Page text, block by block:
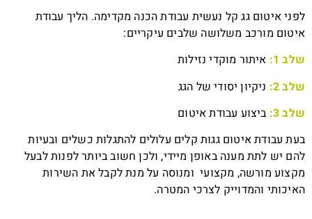
לפני איטום גג קל נעשית עבודת הכנה מקדימה. הליך עבודת
איטום מורכב משלושה שלבים עיקריים:
שלב 1:
איתור מוקדי נזילות
שלב 2:
ניקיון יסודי של הגג
שלב 3:
ביצוע עבודת איטום
בעת עבודת איטום גגות קלים עלולים להתגלות כשלים ובעיות
להם יש לתת מענה באופן מיידי, ולכן חשוב ביותר לפנות לבעל
מקצוע מורשה, מקצועי ומנוסה על מנת לקבל את השירות
האיכותי והמדוייק לצרכי המטרה.